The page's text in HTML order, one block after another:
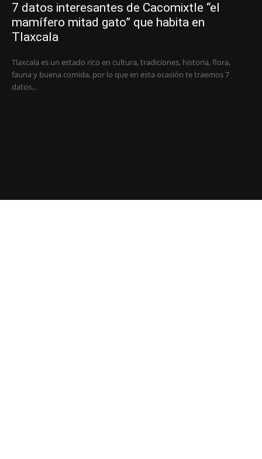
7 datos interesantes de Cacomixtle “el
mamífero mitad gato” que habita en
Tlaxcala
Tlaxcala es un estado rico en cultura, tradiciones, historia, flora,
fauna y buena comida, por lo que en esta ocasión te traemos 7
datos...